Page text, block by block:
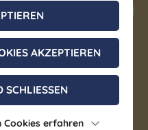
Jetzt mitmachen
zum
AKZEPTIEREN
Cookies erfahren